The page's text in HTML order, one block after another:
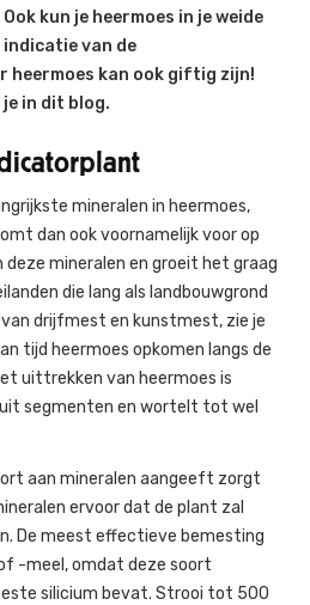
kun je heermoes in je weide
van de
heermoes kan ook giftig zijn!
in dit blog.
mineralen in heermoes,
dan ook voornamelijk voor op
deze mineralen en groeit het graag
die lang als landbouwgrond
drijfmest en kunstmest, zie je
tijd heermoes opkomen langs de
uittrekken van heermoes is
segmenten en wortelt tot wel
aan mineralen aangeeft zorgt
ervoor dat de plant zal
De meest effectieve bemesting
-meel, omdat deze soort
silicium bevat. Strooi tot 500